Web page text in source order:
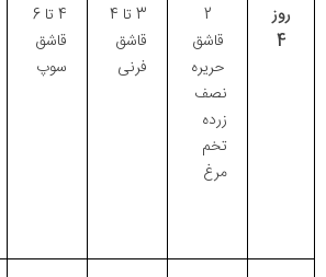
روز
4
2
قاشق
حریره
نصف
زرده
تخم
مرغ
3 تا 4
قاشق
فرنی
4 تا 6
قاشق
سوپ